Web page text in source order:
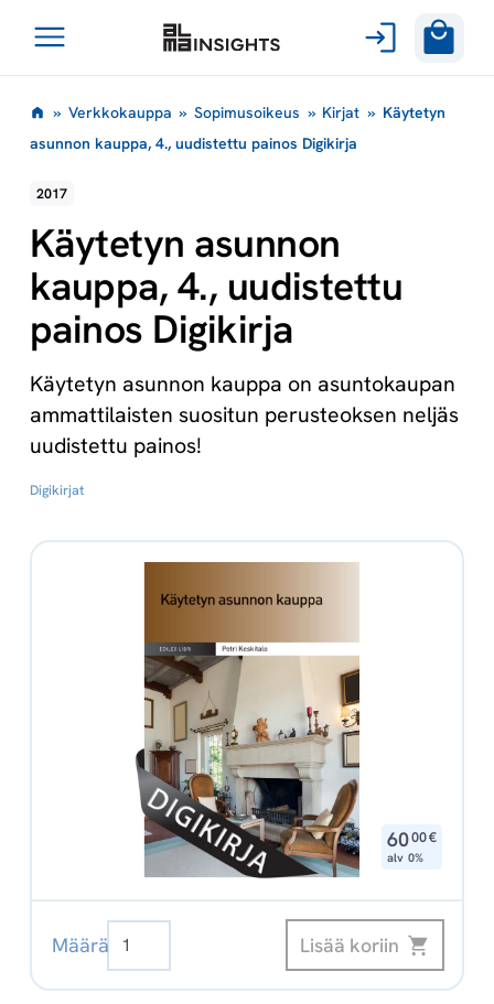
sisältöön
Avaa
» Verkkokauppa » Sopimusoikeus » Kirjat » Käytetyn
asunnon kauppa, 4., uudistettu painos Digikirja
2017
Käytetyn asunnon
kauppa, 4., uudistettu
painos Digikirja
Käytetyn asunnon kauppa on asuntokaupan
ammattilaisten suositun perusteoksen neljäs
uudistettu painos!
Digikirjat
60,00€
alv 0%
Määrä Käytetyn
asunnon
kauppa,
Lisää koriin